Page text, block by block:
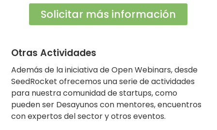
Solicitar más información
Otras Actividades
Además de la iniciativa de Open Webinars, desde
SeedRocket ofrecemos una serie de actividades
para nuestra comunidad de startups, como
pueden ser Desayunos con mentores, encuentros
con expertos del sector y otros eventos.